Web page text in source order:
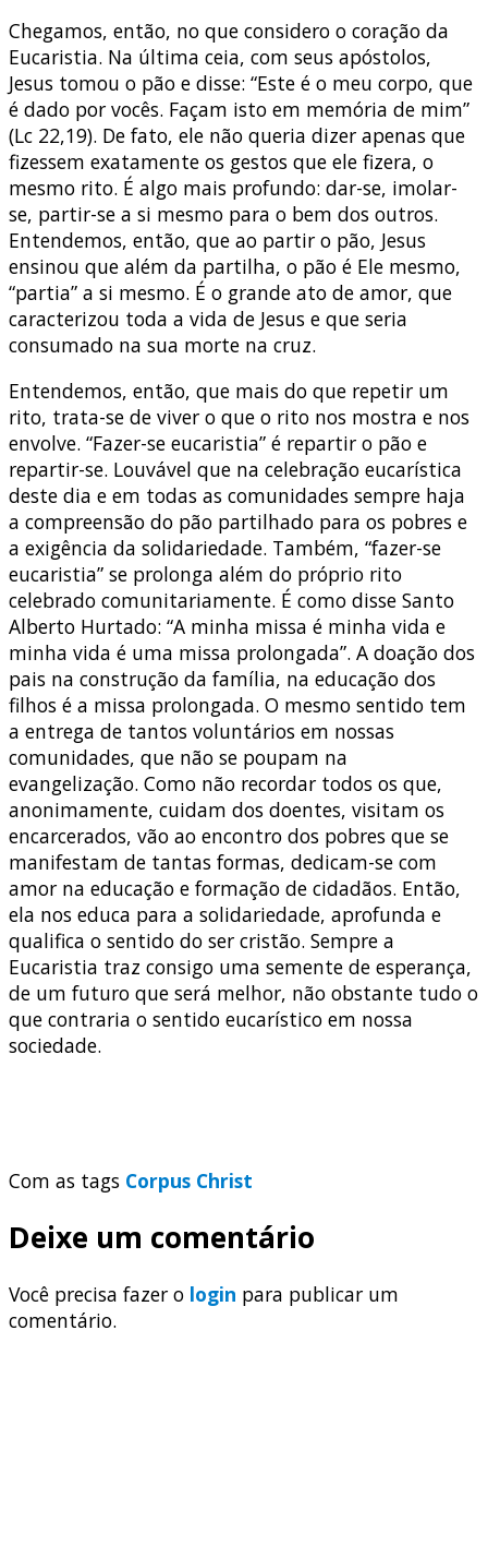
Chegamos, então, no que considero o coração da
Eucaristia. Na última ceia, com seus apóstolos,
Jesus tomou o pão e disse: “Este é o meu corpo, que
é dado por vocês. Façam isto em memória de mim”
(Lc 22,19). De fato, ele não queria dizer apenas que
fizessem exatamente os gestos que ele fizera, o
mesmo rito. É algo mais profundo: dar-se, imolar-
se, partir-se a si mesmo para o bem dos outros.
Entendemos, então, que ao partir o pão, Jesus
ensinou que além da partilha, o pão é Ele mesmo,
“partia” a si mesmo. É o grande ato de amor, que
caracterizou toda a vida de Jesus e que seria
consumado na sua morte na cruz.
Entendemos, então, que mais do que repetir um
rito, trata-se de viver o que o rito nos mostra e nos
envolve. “Fazer-se eucaristia” é repartir o pão e
repartir-se. Louvável que na celebração eucarística
deste dia e em todas as comunidades sempre haja
a compreensão do pão partilhado para os pobres e
a exigência da solidariedade. Também, “fazer-se
eucaristia” se prolonga além do próprio rito
celebrado comunitariamente. É como disse Santo
Alberto Hurtado: “A minha missa é minha vida e
minha vida é uma missa prolongada”. A doação dos
pais na construção da família, na educação dos
filhos é a missa prolongada. O mesmo sentido tem
a entrega de tantos voluntários em nossas
comunidades, que não se poupam na
evangelização. Como não recordar todos os que,
anonimamente, cuidam dos doentes, visitam os
encarcerados, vão ao encontro dos pobres que se
manifestam de tantas formas, dedicam-se com
amor na educação e formação de cidadãos. Então,
ela nos educa para a solidariedade, aprofunda e
qualifica o sentido do ser cristão. Sempre a
Eucaristia traz consigo uma semente de esperança,
de um futuro que será melhor, não obstante tudo o
que contraria o sentido eucarístico em nossa
sociedade.
Com as tags Corpus Christ
Deixe um comentário
Você precisa fazer o login para publicar um
comentário.